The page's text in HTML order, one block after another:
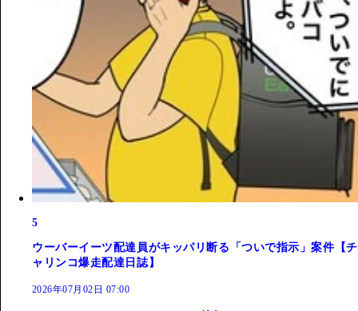
5
ウーバーイーツ配達員がキッパリ断る「ついで指示」案件【チ
ャリンコ爆走配達日誌】
2026年07月02日 07:00